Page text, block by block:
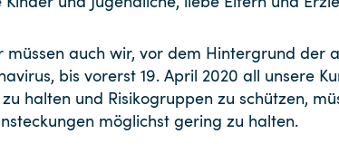
müssen auch wir, vor dem Hintergrund der
bis vorerst 19. April 2020 all unsere
halten und Risikogruppen zu schützen,
möglichst gering zu halten.